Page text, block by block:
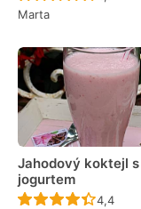
Marta
Jahodový koktejl s
jogurtem
Recept
4,4